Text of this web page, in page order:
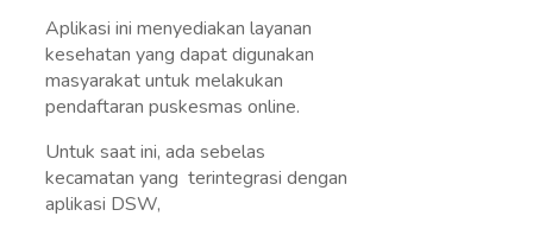
Aplikasi ini menyediakan layanan
kesehatan yang dapat digunakan
masyarakat untuk melakukan
pendaftaran puskesmas online.
Untuk saat ini, ada sebelas
kecamatan yang terintegrasi dengan
aplikasi DSW,